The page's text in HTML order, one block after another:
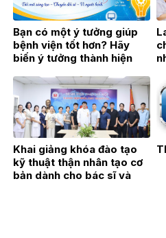
Bạn có một ý tưởng giúp
bệnh viện tốt hơn? Hãy
biến ý tưởng thành hiện
Khai giảng khóa đào tạo
kỹ thuật thận nhân tạo cơ
bản dành cho bác sĩ và